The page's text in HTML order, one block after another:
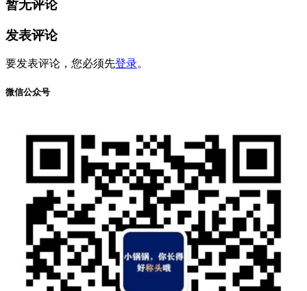
暂无评论
发表评论
要发表评论，您必须先登录。
微信公众号